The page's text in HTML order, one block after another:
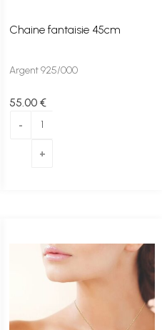
Chaine fantaisie 45cm
Argent 925/000
55 .00 €